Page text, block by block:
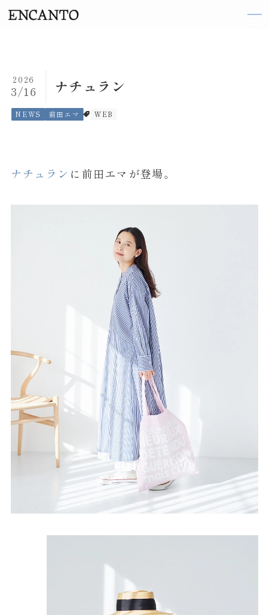
ARTIST
来島 ななお
COMPANY
CONTACT
ナチュラン
2026
3/16
NEWS 前田エマ WEB
ナチュラン に前田エマが登場。